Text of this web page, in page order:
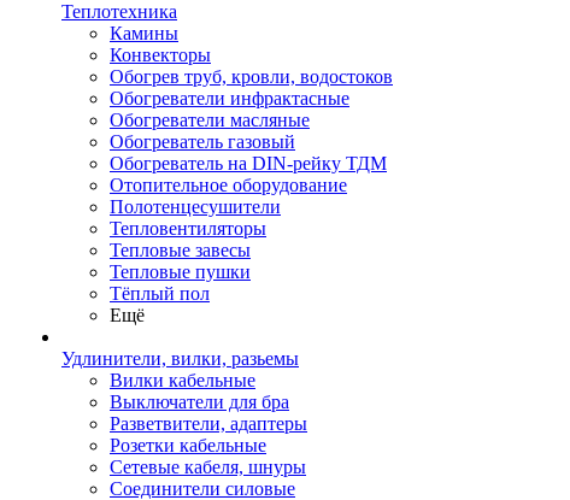
Теплотехника
Камины
Конвекторы
Обогрев труб, кровли, водостоков
Обогреватели инфрактасные
Обогреватели масляные
Обогреватель газовый
Обогреватель на DIN-рейку ТДМ
Отопительное оборудование
Полотенцесушители
Тепловентиляторы
Тепловые завесы
Тепловые пушки
Тёплый пол
Ещё
Удлинители, вилки, разьемы
Вилки кабельные
Выключатели для бра
Разветвители, адаптеры
Розетки кабельные
Сетевые кабеля, шнуры
Соединители силовые